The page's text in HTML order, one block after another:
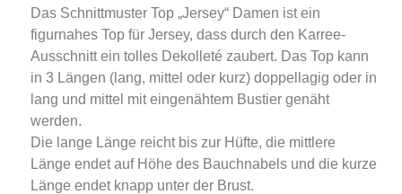
Das Schnittmuster Top „Jersey“ Damen ist ein
figurnahes Top für Jersey, dass durch den Karree-
Ausschnitt ein tolles Dekolleté zaubert. Das Top kann
in 3 Längen (lang, mittel oder kurz) doppellagig oder in
lang und mittel mit eingenähtem Bustier genäht
werden.
Die lange Länge reicht bis zur Hüfte, die mittlere
Länge endet auf Höhe des Bauchnabels und die kurze
Länge endet knapp unter der Brust.